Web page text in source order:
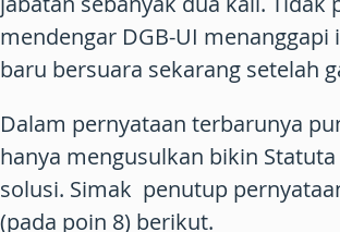
mendengar DGB-UI menanggapi
baru bersuara sekarang setelah
Dalam pernyataan terbarunya
hanya mengusulkan bikin
solusi. Simak penutup
(pada poin 8) berikut.